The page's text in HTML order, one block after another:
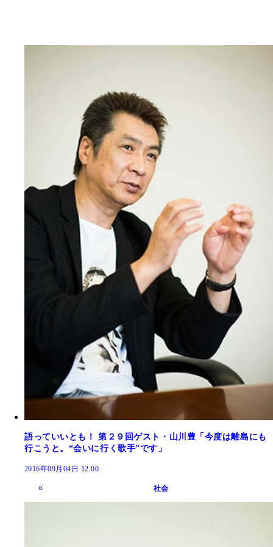
語っていいとも！ 第２９回ゲスト・山川豊「今度は離島にも
行こうと。“会いに行く歌手”です」
2016年09月04日 12:00
社会